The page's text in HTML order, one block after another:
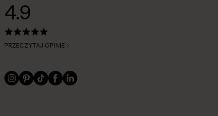
4.9
PRZECZYTAJ OPINIE